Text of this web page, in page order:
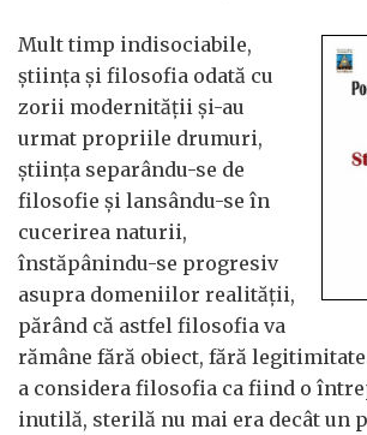
Mult timp indisociabile,
știința și filosofia odată cu
zorii modernității și-au
urmat propriile drumuri,
știința separându-se de
filosofie și lansându-se în
cucerirea naturii,
înstăpânindu-se progresiv
asupra domeniilor realității,
părând că astfel filosofia va
rămâne fără obiect, fără
a considera filosofia ca fiind o
inutilă, sterilă nu mai era decât un